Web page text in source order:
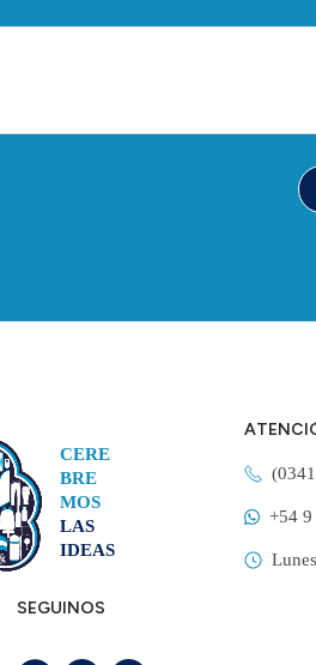
CERE
BRE
MOS
LAS
IDEAS
+54
SEGUINOS